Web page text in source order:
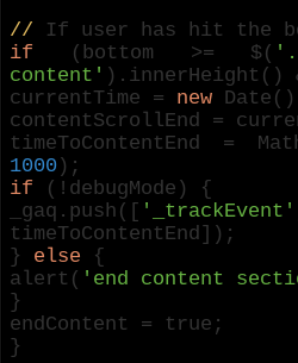
// If user has hit the
if (bottom >= $(
content' ).innerHeight()
currentTime = new
contentScrollEnd =
timeToContentEnd =
1000);
if (!debugMode) {
_gaq.push([ '_trackEvent'
timeToContentEnd]);
} else {
alert( 'end content
}
endContent = true ;
}